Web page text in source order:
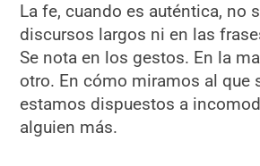
La fe, cuando es auténtica, no
discursos largos ni en las
Se nota en los gestos. En la
otro. En cómo miramos al que
estamos dispuestos a
alguien más.